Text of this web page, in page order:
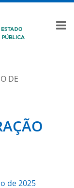
DE
de 2025